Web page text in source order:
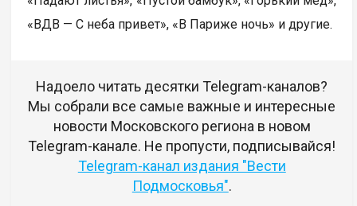
«ВДВ — С неба привет», «В Париже ночь» и другие.
Надоело читать десятки Telegram-каналов?
Мы собрали все самые важные и интересные
новости Московского региона в новом
Telegram-канале. Не пропусти, подписывайся!
Telegram-канал издания "Вести
Подмосковья".